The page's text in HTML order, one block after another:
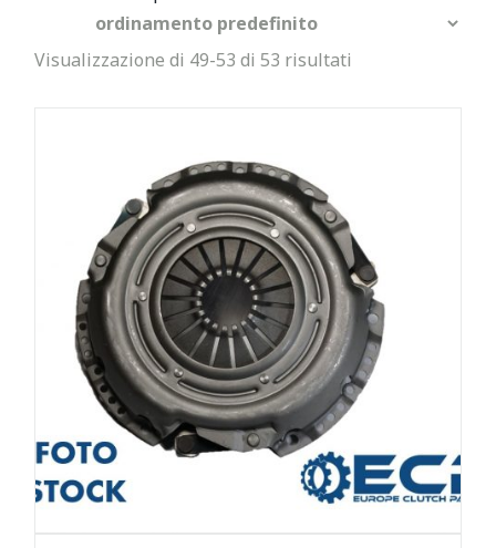
Visualizzazione di 49-53 di 53 risultati